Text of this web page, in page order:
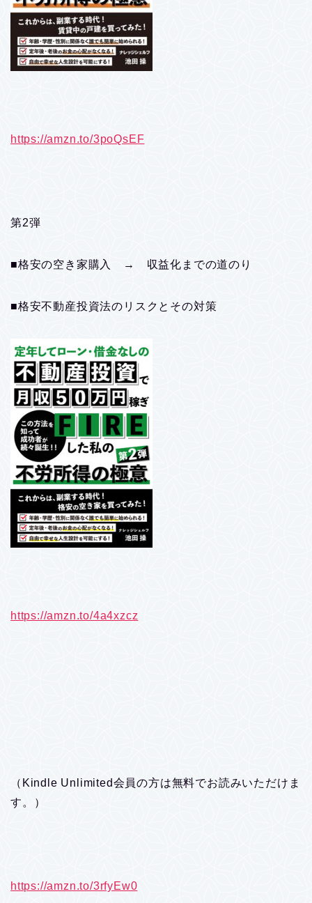
https://amzn.to/3poQsEF
第2弾
■格安の空き家購入 → 収益化までの道のり
■格安不動産投資法のリスクとその対策
https://amzn.to/4a4xzcz
（Kindle Unlimited会員の方は無料でお読みいただけま
す。）
https://amzn.to/3rfyEw0